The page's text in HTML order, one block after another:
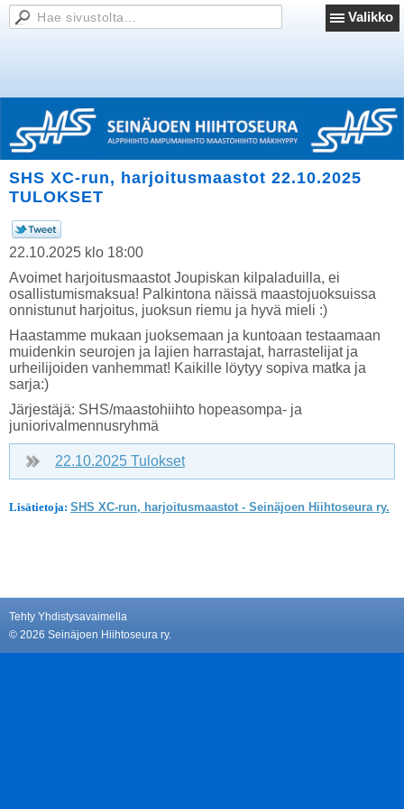
Valikko
SHS XC-run, harjoitusmaastot 22.10.2025
TULOKSET
22.10.2025 klo 18:00
Avoimet harjoitusmaastot Joupiskan kilpaladuilla, ei
osallistumismaksua! Palkintona näissä maastojuoksuissa
onnistunut harjoitus, juoksun riemu ja hyvä mieli :)
Haastamme mukaan juoksemaan ja kuntoaan testaamaan
muidenkin seurojen ja lajien harrastajat, harrastelijat ja
urheilijoiden vanhemmat! Kaikille löytyy sopiva matka ja
sarja:)
Järjestäjä: SHS/maastohiihto hopeasompa- ja
juniorivalmennusryhmä
22.10.2025 Tulokset
Lisätietoja: SHS XC-run, harjoitusmaastot - Seinäjoen Hiihtoseura ry.
Tehty Yhdistysavaimella
© 2026 Seinäjoen Hiihtoseura ry.